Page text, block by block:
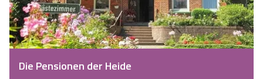
Die Pensionen der Heide